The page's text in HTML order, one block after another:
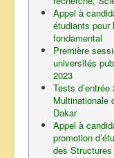
Appel à
étudiants pour
fondamental
Première
universités
2023
Tests
Multinationale
Dakar
Appel à
promotion
des